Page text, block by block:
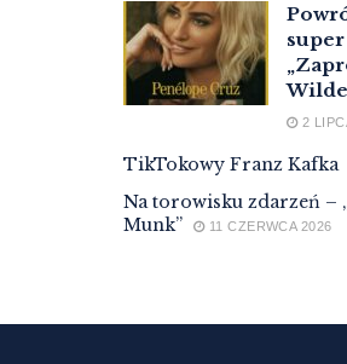
2
TikTokowy Franz Kafka
Na torowisku zdarzeń –
Munk”
11 CZERWCA 2026